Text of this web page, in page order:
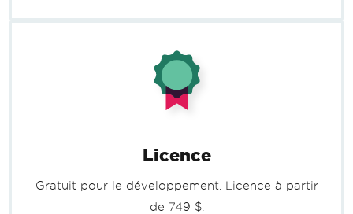
Licence
Gratuit pour le développement. Licence à partir
de 749 $.